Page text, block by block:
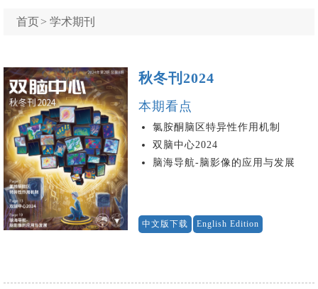
首页> 学术期刊
秋冬刊2024
本期看点
氯胺酮脑区特异性作用机制
双脑中心2024
脑海导航-脑影像的应用与发展
中文版下载 English Edition